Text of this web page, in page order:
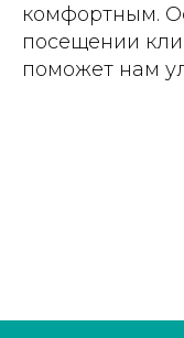
комфортным.
посещении
поможет нам